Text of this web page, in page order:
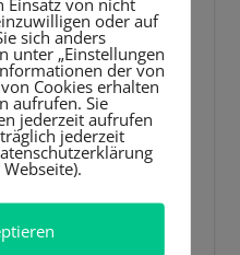
oder auf
sich anders
unter „Einstellungen
der von
Cookies erhalten
aufrufen. Sie
jederzeit aufrufen
jederzeit